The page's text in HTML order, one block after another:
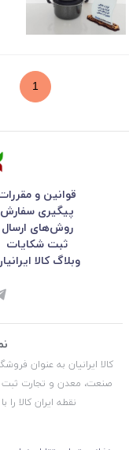
1
قوانین و
پیگیری سفارش
روش‌های ارسال
ثبت شکایات
وبلاگ کالا
کالا ایرانیان به عنوان
صنعت، معدن و تجارت ثبت
نقطه ایران کالا را